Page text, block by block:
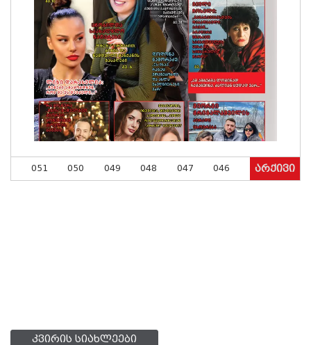
051 050 049 048 047 046 არქივი
კვირის სიახლეები